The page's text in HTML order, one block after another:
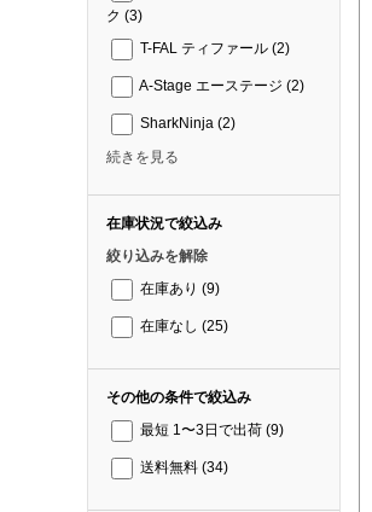
ク (3)
T-FAL ティファール (2)
A-Stage エーステージ (2)
SharkNinja (2)
続きを見る
在庫状況で絞込み
絞り込みを解除
在庫あり (9)
在庫なし (25)
その他の条件で絞込み
最短 1〜3日で出荷 (9)
送料無料 (34)